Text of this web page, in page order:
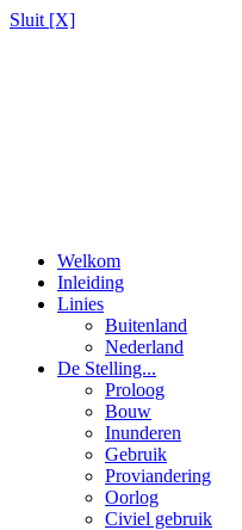
Sluit [X]
Welkom
Inleiding
Linies
Buitenland
Nederland
De Stelling...
Proloog
Bouw
Inunderen
Gebruik
Proviandering
Oorlog
Civiel gebruik